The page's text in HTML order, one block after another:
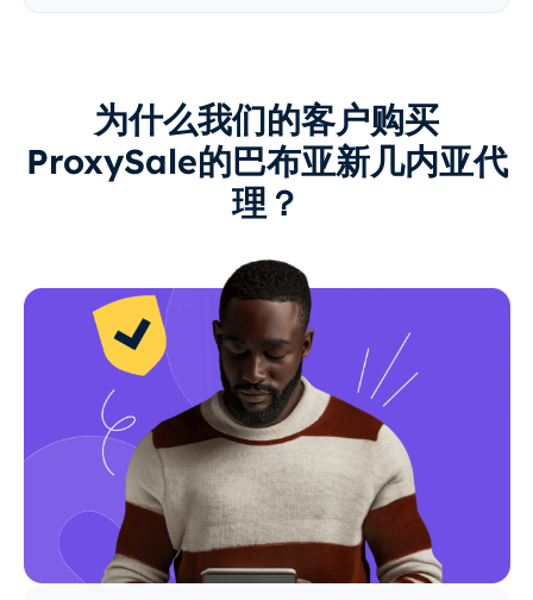
为什么我们的客户购买
ProxySale的巴布亚新几内亚代
理？